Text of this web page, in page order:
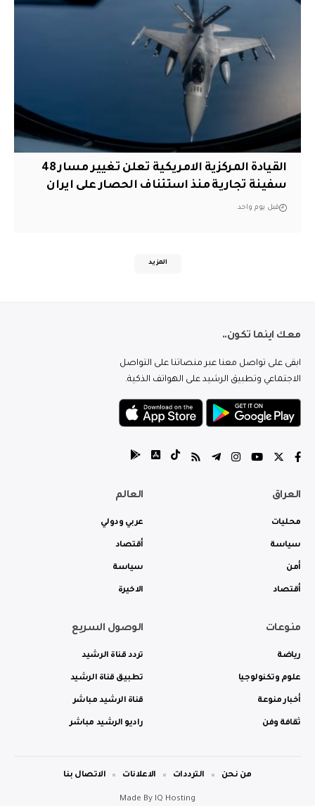
القيادة المركزية الامريكية تعلن تغيير مسار 48
سفينة تجارية منذ استئناف الحصار على ايران
قبل يوم واحد
المزيد
معك اينما تكون..
ابقى على تواصل معنا عبر منصاتنا على التواصل
الاجتماعي وتطبيق الرشيد على الهواتف الذكية.
العراق
محليات
سياسة
أمن
أقتصاد
العالم
عربي ودولي
أقتصاد
سياسة
الاخيرة
منوعات
رياضة
علوم وتكنولوجيا
أخبار منوعة
ثقافة وفن
الوصول السريع
تردد قناة الرشيد
تطبيق قناة الرشيد
قناة الرشيد مباشر
راديو الرشيد مباشر
Made By IQ Hosting
من نحن الترددات الاعلانات الاتصال بنا